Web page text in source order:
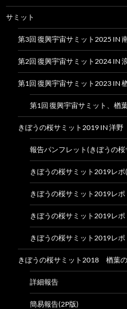
サミット
第3回 復興宇宙サミット2025 IN
第2回 復興宇宙サミット2024 IN
第1回 復興宇宙サミット2023 IN
第1回 復興宇宙サミット、楢
きぼうの桜サミット2019 IN 洋野
報告パンフレット(きぼうの
きぼうの桜サミット2019レ
きぼうの桜サミット2019レ
きぼうの桜サミット2019レ
きぼうの桜サミット2019レ
きぼうの桜サミット2018 楢葉
詳細報告
簡易報告(2P版)